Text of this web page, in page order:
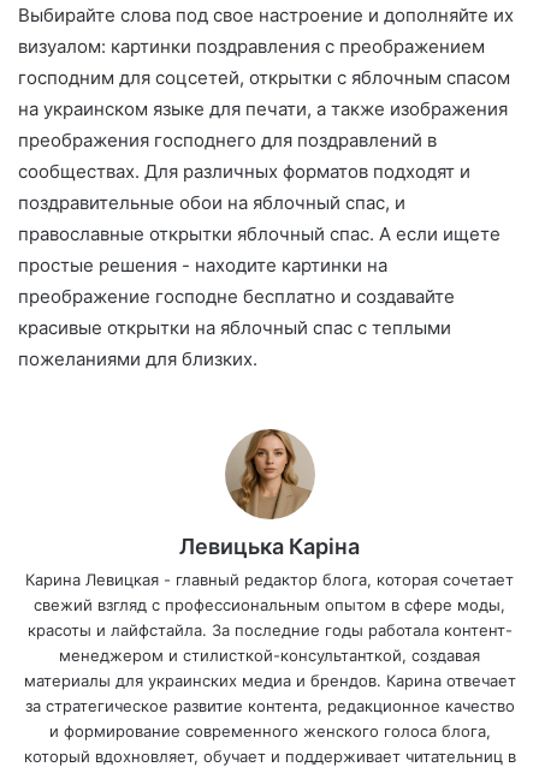
Выбирайте слова под свое настроение и дополняйте их
визуалом: картинки поздравления с преображением
господним для соцсетей, открытки с яблочным спасом
на украинском языке для печати, а также изображения
преображения господнего для поздравлений в
сообществах. Для различных форматов подходят и
поздравительные обои на яблочный спас, и
православные открытки яблочный спас. А если ищете
простые решения - находите картинки на
преображение господне бесплатно и создавайте
красивые открытки на яблочный спас с теплыми
пожеланиями для близких.
Левицька Каріна
Карина Левицкая - главный редактор блога, которая сочетает
свежий взгляд с профессиональным опытом в сфере моды,
красоты и лайфстайла. За последние годы работала контент-
менеджером и стилисткой-консультанткой, создавая
материалы для украинских медиа и брендов. Карина отвечает
за стратегическое развитие контента, редакционное качество
и формирование современного женского голоса блога,
который вдохновляет, обучает и поддерживает читательниц в